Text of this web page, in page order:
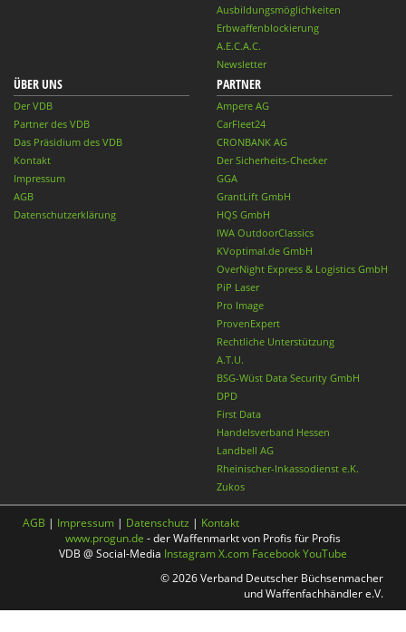
Ausbildungsmöglichkeiten
Erbwaffenblockierung
A.E.C.A.C.
Newsletter
ÜBER UNS
Der VDB
Partner des VDB
Das Präsidium des VDB
Kontakt
Impressum
AGB
Datenschutzerklärung
PARTNER
Ampere AG
CarFleet24
CRONBANK AG
Der Sicherheits-Checker
GGA
GrantLift GmbH
HQS GmbH
IWA OutdoorClassics
KVoptimal.de GmbH
OverNight Express & Logistics GmbH
PiP Laser
Pro Image
ProvenExpert
Rechtliche Unterstützung
A.T.U.
BSG-Wüst Data Security GmbH
DPD
First Data
Handelsverband Hessen
Landbell AG
Rheinischer-Inkassodienst e.K.
Zukos
AGB | Impressum | Datenschutz | Kontakt
www.progun.de - der Waffenmarkt von Profis für Profis
VDB @ Social-Media InstagramX.com FacebookYouTube
© 2026 Verband Deutscher Büchsenmacher
und Waffenfachhändler e.V.